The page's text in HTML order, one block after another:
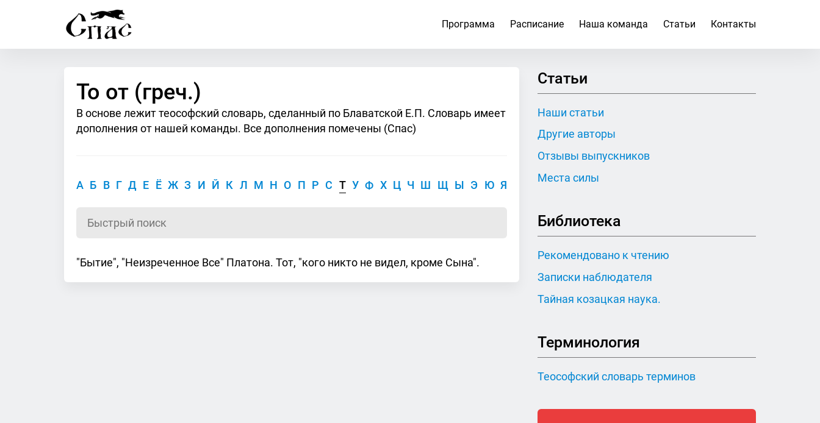
Программа Расписание Наша команда Статьи Контакты
То от (греч.)
В основе лежит теософский словарь, сделанный по Блаватской Е.П. Словарь имеет
дополнения от нашей команды. Все дополнения помечены (Спас)
А Б В Г Д Е Ё Ж З И Й К Л М Н О П Р С Т У Ф Х Ц Ч Ш Щ Ы Э Ю Я
"Бытие", "Неизреченное Все" Платона. Тот, "кого никто не видел, кроме Сына".
Статьи
Наши статьи
Другие авторы
Отзывы выпускников
Места силы
Библиотека
Рекомендовано к чтению
Записки наблюдателя
Тайная козацкая наука.
Терминология
Теософский словарь терминов